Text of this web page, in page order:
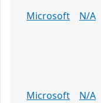
Microsoft
N/A
Microsoft
N/A